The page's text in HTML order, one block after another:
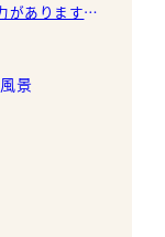
があります。